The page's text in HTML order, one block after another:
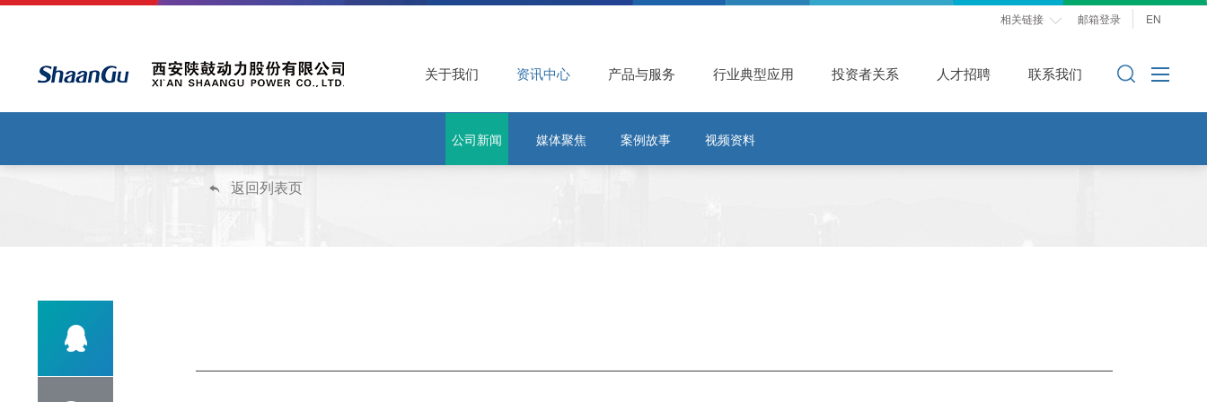
相关链接  邮箱登录 EN
关于我们 资讯中心 产品与服务 行业典型应用 投资者关系 人才招聘 联系我们
公司新闻 媒体聚焦 案例故事 视频资料
 返回列表页
